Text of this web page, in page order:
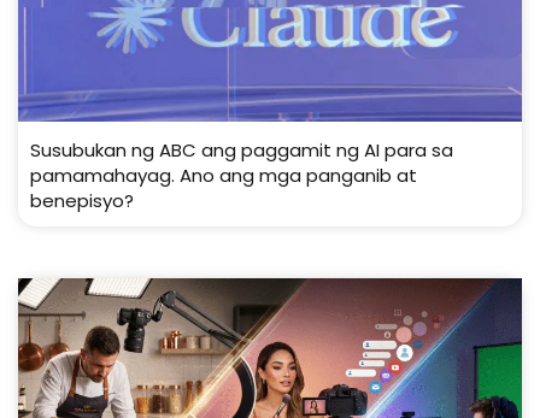
Susubukan ng ABC ang paggamit ng AI para sa
pamamahayag. Ano ang mga panganib at
benepisyo?